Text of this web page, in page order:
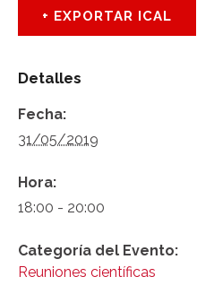
+ EXPORTAR ICAL
Detalles
Fecha:
31/05/2019
Hora:
18:00 - 20:00
Categoría del Evento:
Reuniones científicas